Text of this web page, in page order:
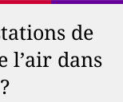
de
l’air dans